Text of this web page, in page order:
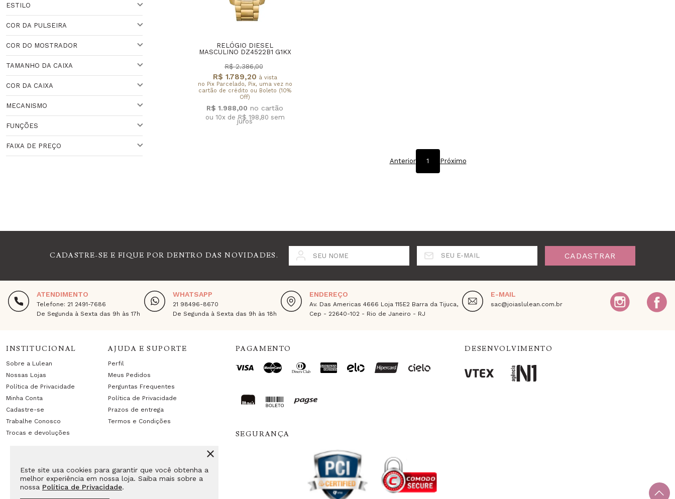
Este site usa cookies para garantir que você obtenha a
melhor experiência em nossa loja. Saiba mais sobre a
nossa Política de Privacidade.
ESTILO
COR DA PULSEIRA
COR DO MOSTRADOR
TAMANHO DA CAIXA
COR DA CAIXA
MECANISMO
QUARTZO
FUNÇÕES
CRONÓGRAFO
FAIXA DE PREÇO
RELÓGIO DIESEL
MASCULINO DZ4522B1 G1KX
R$ 1.789,20 à vista
no Pix Parcelado, Pix, uma vez no
cartão de crédito ou Boleto (10%
Off)
R$ 2.386,00
R$ 1.988,00
ou 10x de R$ 198,80 sem
juros
Anterior 1 Próximo
CADASTRE-SE E FIQUE POR DENTRO DAS NOVIDADES. SEU NOME SEU E-MAIL CADASTRAR
ATENDIMENTO
Telefone: 21 2491-7686
De Segunda à Sexta das 9h às 17h
WHATSAPP
21 98496-8670
De Segunda à Sexta das 9h às 18h
ENDEREÇO
Av. Das Americas 4666 Loja 115E2 Barra da Tijuca,
Cep - 22640-102 - Rio de Janeiro - RJ
E-MAIL
sac@joiaslulean.com.br
INSTITUCIONAL
Sobre a Lulean
Nossas Lojas
Política de Privacidade
Minha Conta
Cadastre-se
Trabalhe Conosco
Trocas e devoluções
AJUDA E SUPORTE
Perfil
Meus Pedidos
Perguntas Frequentes
Política de Privacidade
Prazos de entrega
Termos e Condições
PAGAMENTO
SEGURANÇA
DESENVOLVIMENTO